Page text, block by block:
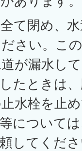
て閉め、
さい。こ
が漏水し
たときは
水栓を止
について
してくだ